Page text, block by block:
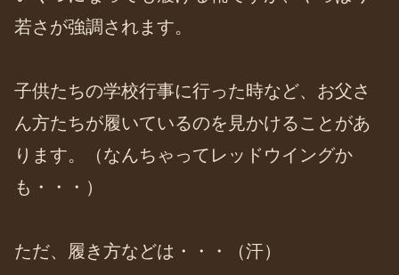
若さが強調されます。
子供たちの学校行事に行った時など、お父さ
ん方たちが履いているのを見かけることがあ
ります。（なんちゃってレッドウイングか
も・・・）
ただ、履き方などは・・・（汗）